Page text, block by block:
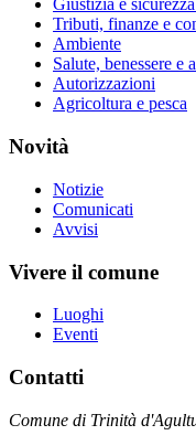
Giustizia e
Tributi, finanze e
Ambiente
Salute, benessere e
Autorizzazioni
Agricoltura e pesca
Novità
Notizie
Comunicati
Avvisi
Vivere il comune
Luoghi
Eventi
Contatti
Comune di Trinità